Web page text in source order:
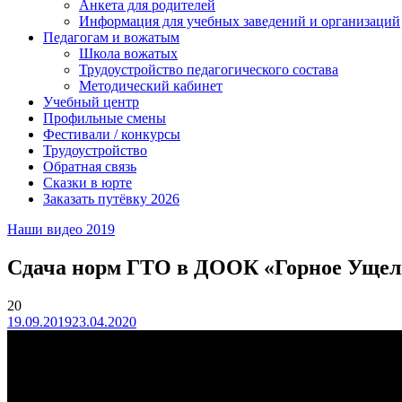
Анкета для родителей
Информация для учебных заведений и организаций
Педагогам и вожатым
Школа вожатых
Трудоустройство педагогического состава
Методический кабинет
Учебный центр
Профильные смены
Фестивали / конкурсы
Трудоустройство
Обратная связь
Сказки в юрте
Заказать путёвку 2026
Наши видео 2019
Сдача норм ГТО в ДООК «Горное
20
19.09.201923.04.2020